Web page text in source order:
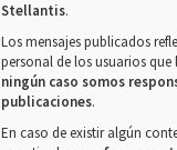
Stellantis.
Los mensajes publicados
personal de los usuarios que
ningún caso somos
publicaciones.
En caso de existir algún